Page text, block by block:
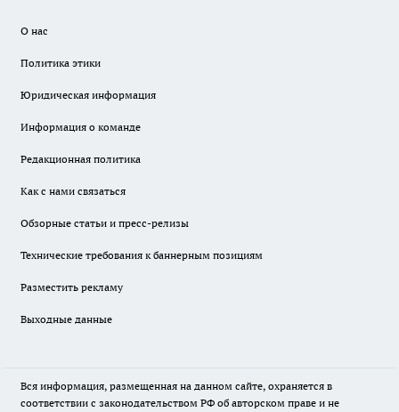
О нас
Политика этики
Юридическая информация
Информация о команде
Редакционная политика
Как с нами связаться
Обзорные статьи и пресс-релизы
Технические требования к баннерным позициям
Разместить рекламу
Выходные данные
Вся информация, размещенная на данном сайте, охраняется в
соответствии с законодательством РФ об авторском праве и не